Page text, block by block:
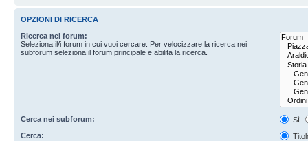
OPZIONI DI RICERCA
Ricerca nei forum:
Seleziona il/i forum in cui vuoi cercare. Per velocizzare la ricerca nei
subforum seleziona il forum principale e abilita la ricerca.
Cerca nei subforum:
Sì
Cerca: